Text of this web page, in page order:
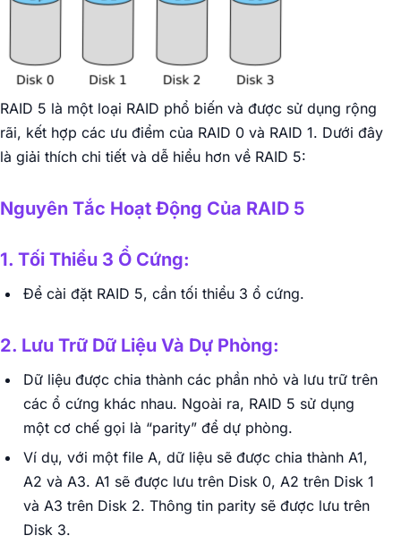
RAID 5 là một loại RAID phổ biến và được sử dụng rộng
rãi, kết hợp các ưu điểm của RAID 0 và RAID 1. Dưới đây
là giải thích chi tiết và dễ hiểu hơn về RAID 5:
Nguyên Tắc Hoạt Động Của RAID 5
1. Tối Thiểu 3 Ổ Cứng:
Để cài đặt RAID 5, cần tối thiểu 3 ổ cứng.
2. Lưu Trữ Dữ Liệu Và Dự Phòng:
Dữ liệu được chia thành các phần nhỏ và lưu trữ trên
các ổ cứng khác nhau. Ngoài ra, RAID 5 sử dụng
một cơ chế gọi là “parity” để dự phòng.
Ví dụ, với một file A, dữ liệu sẽ được chia thành A1,
A2 và A3. A1 sẽ được lưu trên Disk 0, A2 trên Disk 1
và A3 trên Disk 2. Thông tin parity sẽ được lưu trên
Disk 3.